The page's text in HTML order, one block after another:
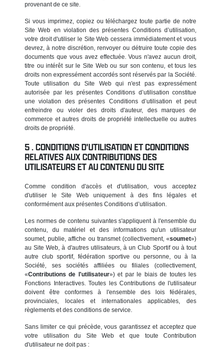
provenant de ce site.
Si vous imprimez, copiez ou téléchargez toute partie de notre
Site Web en violation des présentes Conditions d’utilisation,
votre droit d'utiliser le Site Web cessera immédiatement et vous
devrez, à notre discrétion, renvoyer ou détruire toute copie des
documents que vous avez effectuée. Vous n'avez aucun droit,
titre ou intérêt sur le Site Web ou sur son contenu, et tous les
droits non expressément accordés sont réservés par la Société.
Toute utilisation du Site Web qui n'est pas expressément
autorisée par les présentes Conditions d’utilisation constitue
une violation des présentes Conditions d’utilisation et peut
enfreindre ou violer des droits d'auteur, des marques de
commerce et autres droits de propriété intellectuelle ou autres
droits de propriété.
CONDITIONS D'UTILISATION ET CONDITIONS
RELATIVES AUX CONTRIBUTIONS DES
UTILISATEURS ET AU CONTENU DU SITE
Comme condition d'accès et d'utilisation, vous acceptez
d'utiliser le Site Web uniquement à des fins légales et
conformément aux présentes Conditions d’utilisation.
Les normes de contenu suivantes s'appliquent à l'ensemble du
contenu, du matériel et des informations qu'un utilisateur
soumet, publie, affiche ou transmet (collectivement, «soumet»)
au Site Web, à d'autres utilisateurs, à un Club Sportif ou à tout
autre club sportif, fédération sportive ou personne, ou à la
Société, ses sociétés affiliées ou filiales (collectivement,
«Contributions de l'utilisateur») et par le biais de toutes les
Fonctions Interactives. Toutes les Contributions de l'utilisateur
doivent être conformes à l'ensemble des lois fédérales,
provinciales, locales et internationales applicables, des
règlements et des conditions de service.
Sans limiter ce qui précède, vous garantissez et acceptez que
votre utilisation du Site Web et que toute Contribution
d'utilisateur ne doit pas :